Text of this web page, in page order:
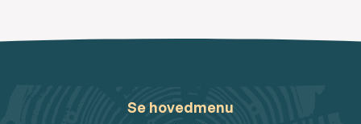
Se hovedmenu